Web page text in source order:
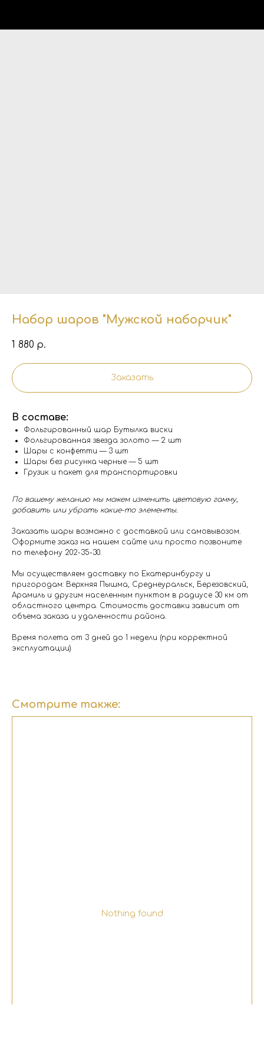
Набор шаров "Мужской наборчик"
1 880 р.
Заказать
В составе:
Фольгированный шар Бутылка виски
Фольгированная звезда золото — 2 шт
Шары с конфетти — 3 шт
Шары без рисунка черные — 5 шт
Грузик и пакет для транспортировки
По вашему желанию мы можем изменить цветовую гамму,
добавить или убрать какие-то элементы.
Заказать шары возможно с доставкой или самовывозом.
Оформите заказ на нашем сайте или просто позвоните
по телефону 202-35-30.
Мы осуществляем доставку по Екатеринбургу и
пригородам: Верхняя Пышма, Среднеуральск, Березовский,
Арамиль и другим населенным пунктом в радиусе 30 км от
областного центра. Стоимость доставки зависит от
объема заказа и удаленности района.
Время полета от 3 дней до 1 недели (при корректной
эксплуатации)
Смотрите также:
Nothing found